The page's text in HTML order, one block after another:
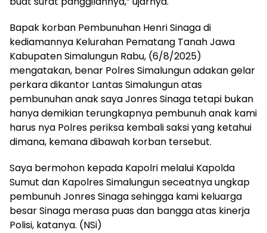
Bapak korban Pembunuhan Henri Sinaga di
kediamannya Kelurahan Pematang Tanah Jawa
Kabupaten Simalungun Rabu, (6/8/2025)
mengatakan, benar Polres Simalungun adakan gelar
perkara dikantor Lantas Simalungun atas
pembunuhan anak saya Jonres Sinaga tetapi bukan
hanya demikian terungkapnya pembunuh anak kami
harus nya Polres periksa kembali saksi yang ketahui
dimana, kemana dibawah korban tersebut.
Saya bermohon kepada Kapolri melalui Kapolda
Sumut dan Kapolres Simalungun seceatnya ungkap
pembunuh Jonres Sinaga sehingga kami keluarga
besar Sinaga merasa puas dan bangga atas kinerja
Polisi, katanya. (NSi)